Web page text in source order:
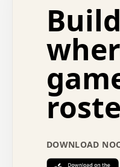
.   .   .   .   +
.   :   .   .   .
.   .   .   x   .   .
.   .   .   .   :
+   .   .   :   .
.   .   .   .   .
.   .   .   .   .   .
.   .   .   .   .
.   .   .   .   .
.   o   .   .   .
:   .   .   .   .   .
DOWNLOAD